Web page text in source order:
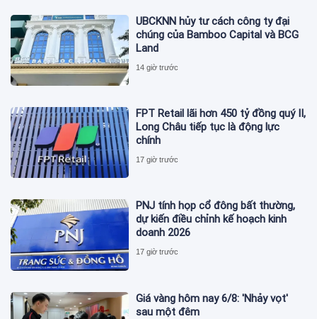
UBCKNN hủy tư cách công ty đại
chúng của Bamboo Capital và BCG
Land
14 giờ trước
FPT Retail lãi hơn 450 tỷ đồng quý II,
Long Châu tiếp tục là động lực
chính
17 giờ trước
PNJ tính họp cổ đông bất thường,
dự kiến điều chỉnh kế hoạch kinh
doanh 2026
17 giờ trước
Giá vàng hôm nay 6/8: 'Nhảy vọt'
sau một đêm